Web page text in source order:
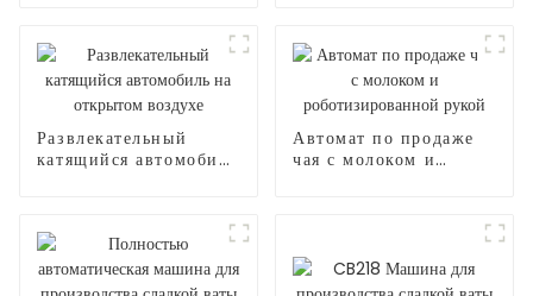
Развлекательный
катящийся автомобиль
Автомат по продаже
чая с молоком и